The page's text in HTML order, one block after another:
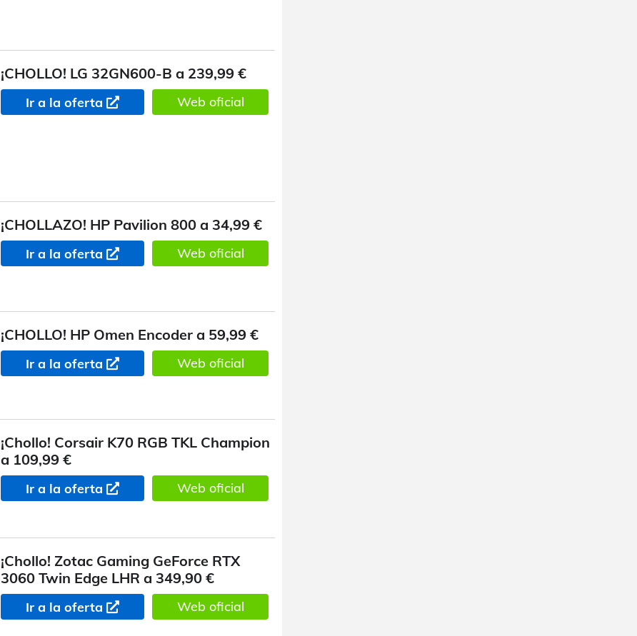
¡CHOLLO! LG 32GN600-B a 239,99 €
Ir a la oferta Web oficial
¡CHOLLAZO! HP Pavilion 800 a 34,99 €
Ir a la oferta Web oficial
¡CHOLLO! HP Omen Encoder a 59,99 €
Ir a la oferta Web oficial
¡Chollo! Corsair K70 RGB TKL Champion
a 109,99 €
Ir a la oferta Web oficial
¡Chollo! Zotac Gaming GeForce RTX
3060 Twin Edge LHR a 349,90 €
Ir a la oferta Web oficial